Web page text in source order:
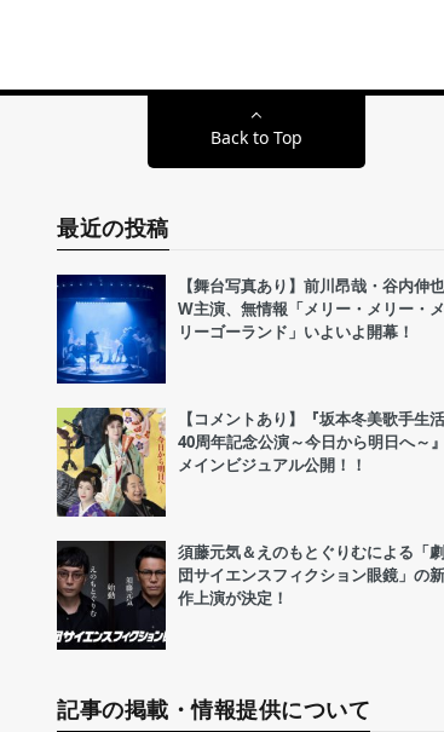
Back to Top
最近の投稿
【舞台写真あり】前川昂哉・谷内伸也
W主演、無情報「メリー・メリー・メ
リーゴーランド」いよいよ開幕！
【コメントあり】『坂本冬美歌手生活
40周年記念公演～今日から明日へ～』
メインビジュアル公開！！
須藤元気＆えのもとぐりむによる「劇
団サイエンスフィクション眼鏡」の新
作上演が決定！
記事の掲載・情報提供について